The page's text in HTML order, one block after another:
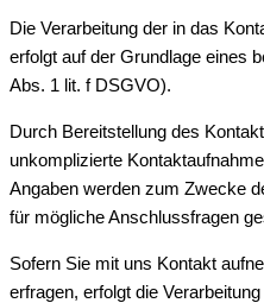
Die Verarbeitung der in das
erfolgt auf der Grundlage eines
Abs. 1 lit. f DSGVO).
Durch Bereitstellung des
unkomplizierte
Angaben werden zum Zwecke
für mögliche Anschlussfragen
Sofern Sie mit uns Kontakt
erfragen, erfolgt die